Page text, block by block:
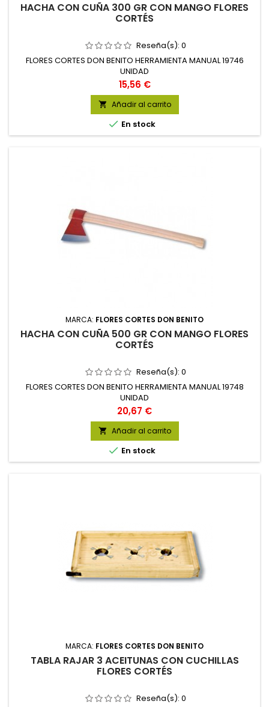
HACHA CON CUÑA 300 GR CON MANGO FLORES
CORTÉS
Reseña(s): 0
FLORES CORTES DON BENITO HERRAMIENTA MANUAL 19746
UNIDAD
Precio
15,56 €
 Añadir al carrito
 En stock
MARCA: FLORES CORTES DON BENITO
HACHA CON CUÑA 500 GR CON MANGO FLORES
CORTÉS
Reseña(s): 0
FLORES CORTES DON BENITO HERRAMIENTA MANUAL 19748
UNIDAD
Precio
20,67 €
 Añadir al carrito
 En stock
MARCA: FLORES CORTES DON BENITO
TABLA RAJAR 3 ACEITUNAS CON CUCHILLAS
FLORES CORTÉS
Reseña(s): 0